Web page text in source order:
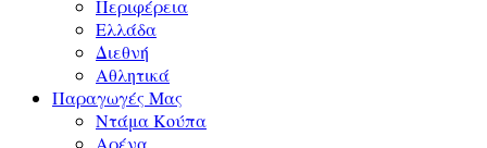
Περιφέρεια
Ελλάδα
Διεθνή
Αθλητικά
Παραγωγές Μας
Ντάμα Κούπα
Αρένα